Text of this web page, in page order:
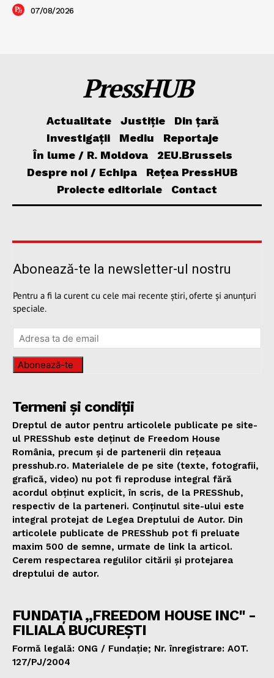
07/08/2026
PressHUB
Actualitate Justiție
Din țară
Investigații
Mediu
Reportaje
În lume / R. Moldova
2EU.Brussels
Despre noi / Echipa
Rețea PressHUB
Proiecte editoriale
Contact
Abonează-te la newsletter-ul nostru
Pentru a fi la curent cu cele mai recente știri, oferte și anunțuri
speciale.
Abonează-te
Termeni și condiții
Dreptul de autor pentru articolele publicate pe site-
ul PRESShub este deținut de Freedom House
România, precum și de partenerii din rețeaua
presshub.ro. Materialele de pe site (texte, fotografii,
grafică, video) nu pot fi reproduse integral fără
acordul obținut explicit, în scris, de la PRESShub,
respectiv de la parteneri. Conținutul site-ului este
integral protejat de Legea Dreptului de Autor. Din
articolele publicate de PRESShub pot fi preluate
maxim 500 de semne, urmate de link la articol.
Cerem respectarea regulilor citării și protejarea
dreptului de autor.
FUNDAȚIA „FREEDOM HOUSE INC" -
FILIALA BUCUREȘTI
Formă legală: ONG / Fundație; Nr. înregistrare: AOT.
127/PJ/2004